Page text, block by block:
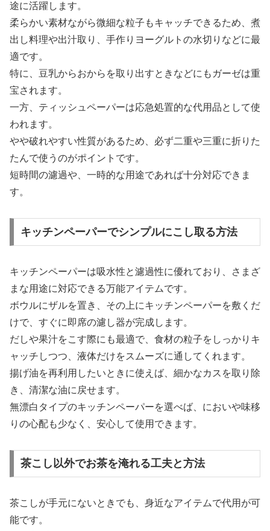
途に活躍します。
柔らかい素材ながら微細な粒子もキャッチできるため、煮
出し料理や出汁取り、手作りヨーグルトの水切りなどに最
適です。
特に、豆乳からおからを取り出すときなどにもガーゼは重
宝されます。
一方、ティッシュペーパーは応急処置的な代用品として使
われます。
やや破れやすい性質があるため、必ず二重や三重に折りた
たんで使うのがポイントです。
短時間の濾過や、一時的な用途であれば十分対応できま
す。
キッチンペーパーでシンプルにこし取る方法
キッチンペーパーは吸水性と濾過性に優れており、さまざ
まな用途に対応できる万能アイテムです。
ボウルにザルを置き、その上にキッチンペーパーを敷くだ
けで、すぐに即席の濾し器が完成します。
だしや果汁をこす際にも最適で、食材の粒子をしっかりキ
ャッチしつつ、液体だけをスムーズに通してくれます。
揚げ油を再利用したいときに使えば、細かなカスを取り除
き、清潔な油に戻せます。
無漂白タイプのキッチンペーパーを選べば、においや味移
りの心配も少なく、安心して使用できます。
茶こし以外でお茶を淹れる工夫と方法
茶こしが手元にないときでも、身近なアイテムで代用が可
能です。